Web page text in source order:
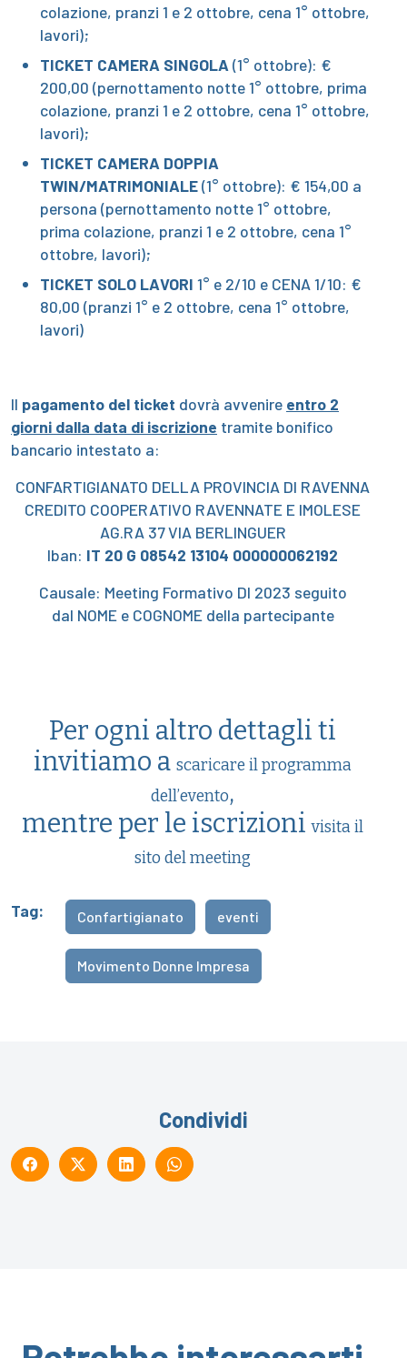
colazione, pranzi 1 e 2 ottobre, cena 1° ottobre,
lavori);
TICKET CAMERA SINGOLA (1° ottobre): €
200,00 (pernottamento notte 1° ottobre, prima
colazione, pranzi 1 e 2 ottobre, cena 1° ottobre,
lavori);
TICKET CAMERA DOPPIA
TWIN/MATRIMONIALE(1° ottobre): € 154,00 a
persona (pernottamento notte 1° ottobre,
prima colazione, pranzi 1 e 2 ottobre, cena 1°
ottobre, lavori);
TICKET SOLO LAVORI 1° e 2/10 e CENA 1/10: €
80,00 (pranzi 1° e 2 ottobre, cena 1° ottobre,
lavori)
Il pagamento del ticket dovrà avvenire entro 2
giorni dalla data di iscrizione tramite bonifico
bancario intestato a:
CONFARTIGIANATO DELLA PROVINCIA DI RAVENNA
CREDITO COOPERATIVO RAVENNATE E IMOLESE
AG.RA 37 VIA BERLINGUER
Iban: IT 20 G 08542 13104 000000062192
Causale: Meeting Formativo DI 2023 seguito
dal NOME e COGNOME della partecipante
Per ogni altro dettagli ti
invitiamo a scaricare il programma
dell’evento,
mentre per le iscrizionivisita il
sito del meeting
Tag: Confartigianato eventi
Movimento Donne Impresa
Condividi